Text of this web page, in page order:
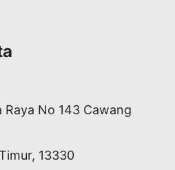
Raya No 143 Cawang
13330